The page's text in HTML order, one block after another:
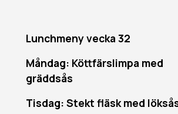
Lunchmeny vecka 32
Måndag: Köttfärslimpa med
gräddsås
Tisdag: Stekt fläsk med